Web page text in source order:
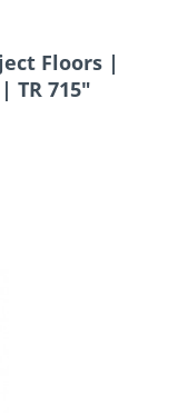
Floors |
TR 715"